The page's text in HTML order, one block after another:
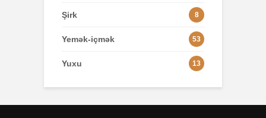
Şirk 8
Yemək-içmək 53
Yuxu 13